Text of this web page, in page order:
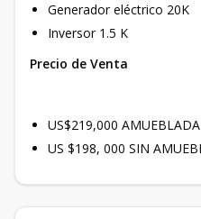
Generador eléctrico 20K
Inversor 1.5 K
Precio de Venta
US$219,000 AMUEBLADA
US $198, 000 SIN